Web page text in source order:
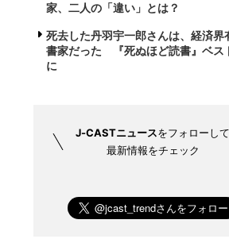
家、二人の「違い」とは？
死去した丹羽宇一郎さんは、経済界
書家だった 『死ぬほど読書』ベス
に
J-CASTニュースをフォローして
最新情報をチェック